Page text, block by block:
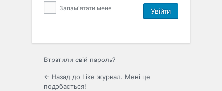
Запам'ятати мене
Втратили свій пароль?
← Назад до Like журнал. Мені це
подобається!